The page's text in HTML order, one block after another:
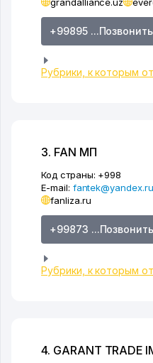
+99895 ...Позвонить
Рубрики, к которым
3. FAN МП
Код страны: +998
E-mail: fantek@yandex.ru
fanliza.ru
+99873 ...Позвонить
Рубрики, к которым
4. GARANT TRADE